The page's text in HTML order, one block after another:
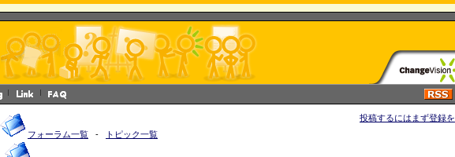
フォーラム一覧 - トピック一覧
投稿するにはまず登録を